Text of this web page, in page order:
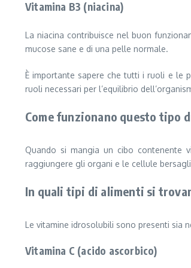
Vitamina B3 (niacina)
La niacina contribuisce nel buon
mucose sane e di una pelle normale.
È importante sapere che tutti i ruoli e le
ruoli necessari per l’equilibrio
Come funzionano questo tipo
Quando si mangia un cibo contenente
raggiungere gli organi e le cellule
In quali tipi di alimenti si
Le vitamine idrosolubili sono presenti sia
Vitamina C (acido ascorbico)